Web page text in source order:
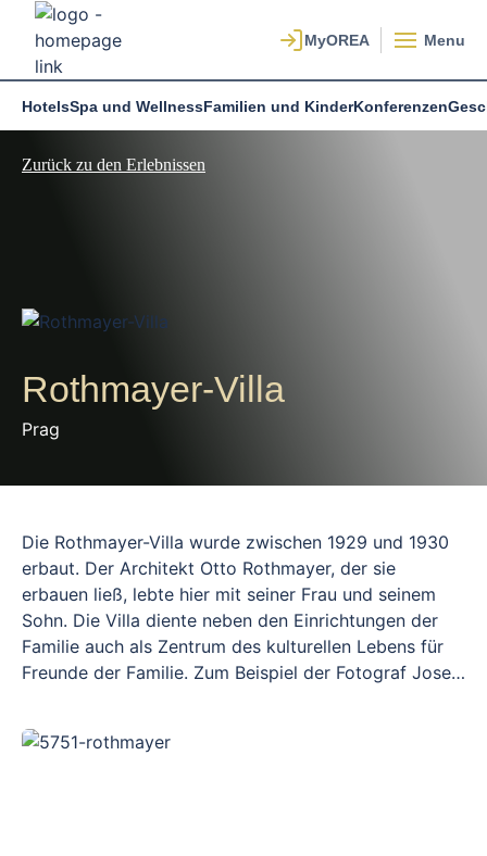
Menu
HotelsSpa und WellnessFamilien und KinderKonferenzen
Zurück zu den Erlebnissen
Rothmayer-Villa
Prag
Die Rothmayer-Villa wurde zwischen 1929 und 1930
erbaut. Der Architekt Otto Rothmayer, der sie
erbauen ließ, lebte hier mit seiner Frau und seinem
Sohn. Die Villa diente neben den Einrichtungen der
Familie auch als Zentrum des kulturellen Lebens für
Freunde der Familie. Zum Beispiel der Fotograf Josef
Werke den Garten schmücken. Heute ist die Villa
eines der bedeutendsten Denkmäler der